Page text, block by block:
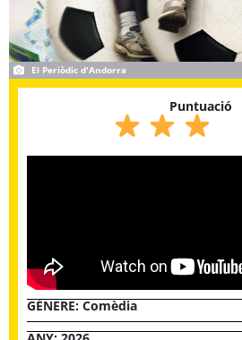
El Periòdic d'Andorra
Puntuació
GÈNERE:Comèdia